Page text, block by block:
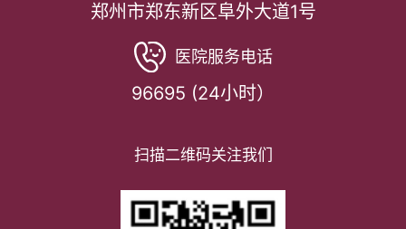
郑州市郑东新区阜外大道1号
医院服务电话
96695 (24小时）
扫描二维码关注我们